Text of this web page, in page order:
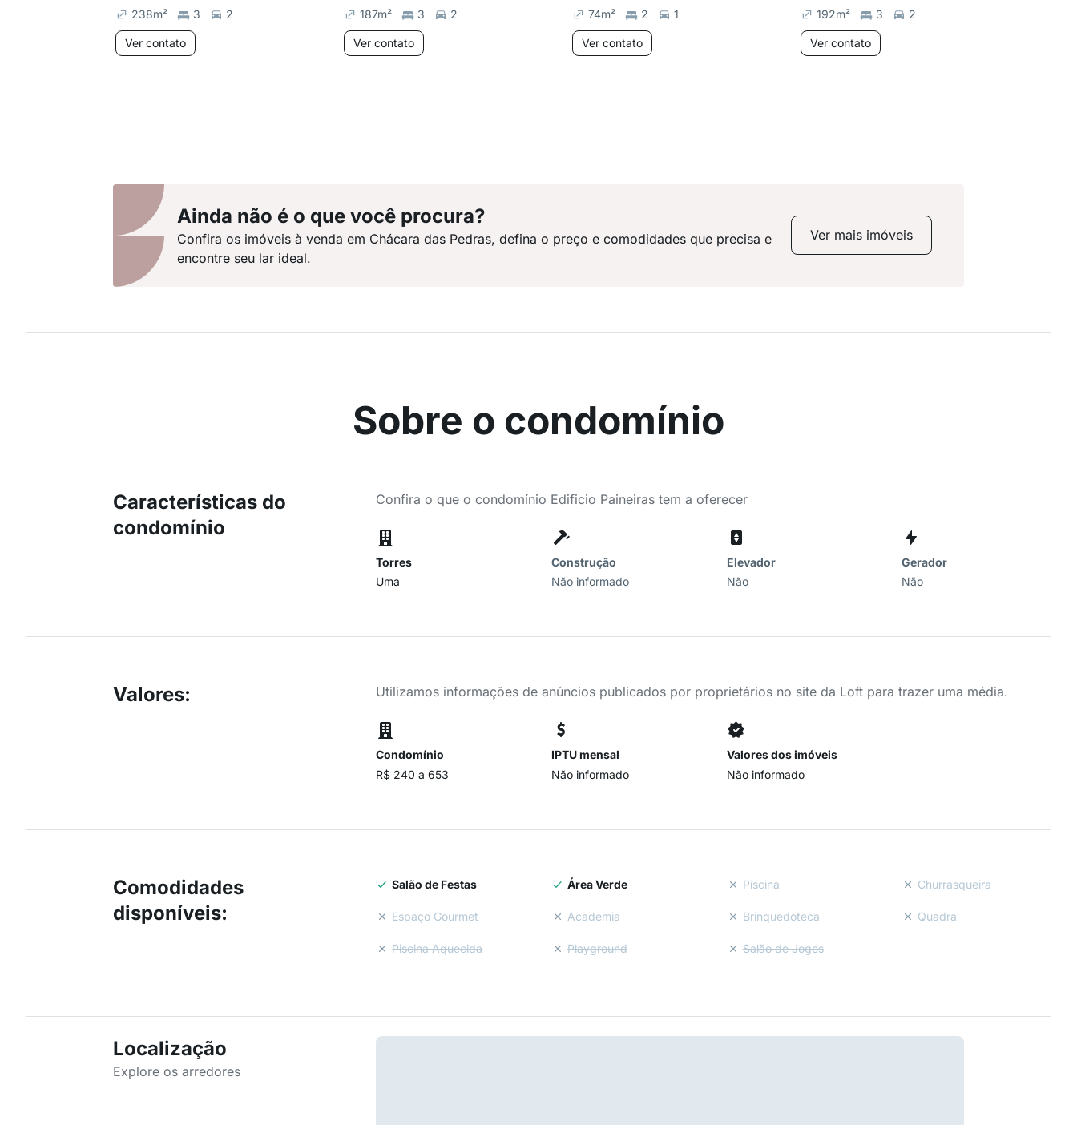
238m² 3 2
Ver contato
187m² 3 2
Ver contato
74m² 2 1
Ver contato
192m² 3 2
Ver contato
Ainda não é o que você procura?
Confira os imóveis à venda em Chácara das Pedras, defina o preço e comodidades que precisa e
encontre seu lar ideal.
Ver mais imóveis
Sobre o condomínio
Características do
condomínio
Confira o que o condomínio Edificio Paineiras tem a oferecer
Torres
Uma
Construção
Não informado
Elevador
Não
Gerador
Não
Valores: Utilizamos informações de anúncios publicados por proprietários no site da Loft para trazer uma média.
Condomínio
R$ 240 a 653
IPTU mensal
Não informado
Valores dos imóveis
Não informado
Comodidades
disponíveis:
Salão de Festas Área Verde Piscina Churrasqueira
Espaço Gourmet Academia Brinquedoteca Quadra
Piscina Aquecida Playground Salão de Jogos
Localização
Explore os arredores